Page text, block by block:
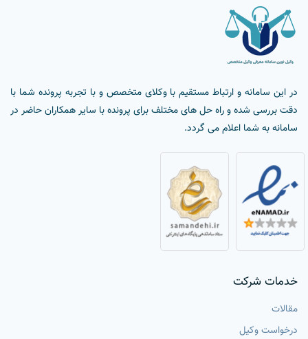
در این سامانه و ارتباط مستقیم با وکلای متخصص و با تجربه پرونده شما با
دقت بررسی شده و راه حل های مختلف برای پرونده با سایر همکاران حاضر در
سامانه به شما اعلام می گردد.
خدمات شرکت
مقالات
درخواست وکیل